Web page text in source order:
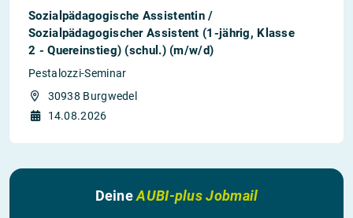
Sozialpädagogische Assistentin /
Sozialpädagogischer Assistent (1-jährig, Klasse
2 - Quereinstieg) (schul.) (m/w/d)
Pestalozzi-Seminar
30938 Burgwedel
14.08.2026
DeineAUBI-plus Jobmail